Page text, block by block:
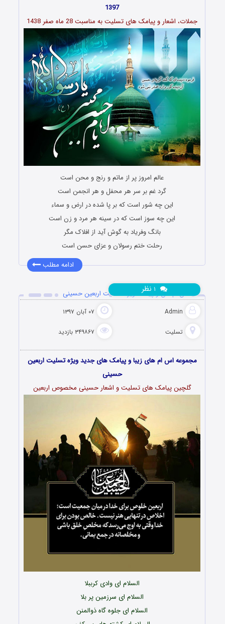
1397
جملات، اشعار و پیامک های تسلیت به مناسبت 28 ماه صفر 1438
عالم امروز پر از ماتم و رنج و محن است
گرد غم بر سر هر محفل و هر انجمن است
این چه شور است که بر پا شده در ارض و سماء
این چه سوز است که در سینه هر مرد و زن است
بانگ وفریاد به گوش آید از افلاک مگر
رحلت ختم رسولان و عزای حسن است
ادامه مطلب
اس ام اس و پیامک ویژه تسلیت اربعین حسینی
Admin ۰۷ آبان ۱۳۹۷
تسلیت ۳۴۹۸۶۷ بازدید
نظر
مجموعه اس ام های زیبا و پیامک های جدید ویژه تسلیت اربعین
حسینی
گلچین پیامک های تسلیت و اشعارحسینی مخصوص اربعین
السلام ای وادی کرببلا
السلام ای سرزمین پر بلا
السلام ای جلوه گاه ذوالمنن